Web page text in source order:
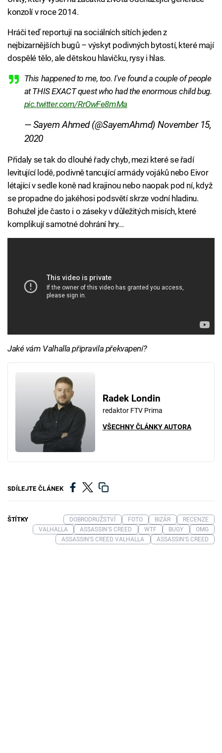
konzolí v roce 2014.
Hráči teď reportují na sociálních sítích jeden z
nejbizarnějších bugů – výskyt podivných bytostí, které mají
dospělé tělo, ale dětskou hlavičku, rysy i hlas.
This happened to me, too. I've found a couple of people
at THIS EXACT quest who had the enormous child bug.
pic.twitter.com/RrOwFe8mMa
— Sayem Ahmed (@SayemAhmd)November 15,
2020
Přidaly se tak do dlouhé řady chyb, mezi které se řadí
levitující lodě, podivně tancující armády vojáků nebo Eivor
létající v sedle koně nad krajinou nebo naopak pod ní, když
se propadne do jakéhosi podsvětí skrze vodní hladinu.
Bohužel jde často i o záseky v důležitých misích, které
komplikují samotné dohrání hry...
Jaké vám Valhalla připravila překvapení?
Radek Londin
redaktor FTV Prima
VŠECHNY ČLÁNKY AUTORA
SDÍLEJTE ČLÁNEK
ŠTÍTKY DOBRODRUŽSTVÍ FOTO BIZÁR
RECENZE
VALHALLA
ASSASSIN'S CREED WTF BUGY
OMG
ASSASSIN’S CREED VALHALLA
ASSASSIN'S CREED